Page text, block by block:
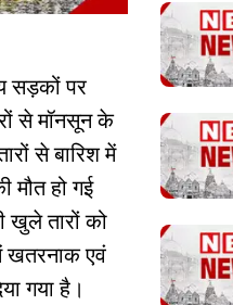
सड़कों पर
से मॉनसून के
से बारिश में
हो गई
खुले तारों को
खतरनाक एवं
गया है।